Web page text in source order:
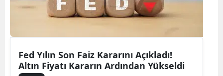
Fed Yılın Son Faiz Kararını Açıkladı!
Altın Fiyatı Kararın Ardından Yükseldi